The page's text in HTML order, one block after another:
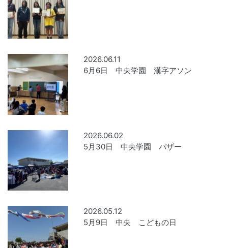
2026.06.11
6月6日 中央学園 漢字アソン
2026.06.02
5月30日 中央学園 バザー
2026.05.12
5月9日 中央 こどもの日